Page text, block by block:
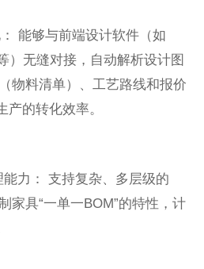
够与前端设计软件（如
）无缝对接，自动解析设计图
物料清单）、工艺路线和报价
的转化效率。
： 支持复杂、多层级的
家具“一单一BOM”的特性，计